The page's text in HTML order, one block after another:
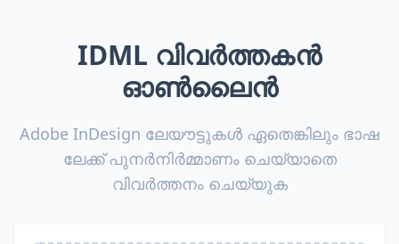
IDML വിവർത്തകൻ
ഓൺലൈൻ
Adobe InDesign ലേയൗട്ടുകൾ ഏതെങ്കിലും ഭാഷ
ലേക്ക് പുനർനിർമ്മാണം ചെയ്യാതെ
വിവർത്തനം ചെയ്യുക